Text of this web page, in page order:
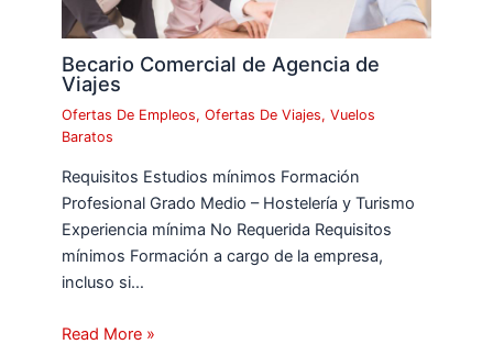
Becario Comercial de Agencia de
Viajes
Ofertas De Empleos,Ofertas De Viajes,Vuelos
Baratos
Requisitos Estudios mínimos Formación
Profesional Grado Medio – Hostelería y Turismo
Experiencia mínima No Requerida Requisitos
mínimos Formación a cargo de la empresa,
incluso si…
Read More »